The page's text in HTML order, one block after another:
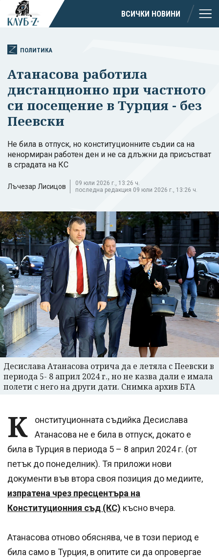
ВСИЧКИ НОВИНИ
ПОЛИТИКА
Атанасова работила
дистанционно при частното
си посещение в Турция - без
Пеевски
Не била в отпуск, но конституционните съдии са на
ненормиран работен ден и не са длъжни да присъстват
в сградата на КС
Лъчезар Лисицов
09 юли 2026 г., 13:26 ч.
последна редакция 09 юли 2026 г., 13:26 ч.
Десислава Атанасова отрича да е летяла с Пеевски в
периода 5- 8 април 2024 г., но не казва дали е имала
полети с него на други дати. Снимка архив БТА
К
онституционната съдийка Десислава
Атанасова не е била в отпуск, докато е
била в Турция в периода 5 – 8 април 2024 г. (от
петък до понеделник). Тя приложи нови
документи във втора своя позиция до медиите,
изпратена чрез пресцентъра на
Конституционния съд (КС) късно вчера.
Атанасова отново обяснява, че в този период е
била само в Турция, в опитите си да опровергае